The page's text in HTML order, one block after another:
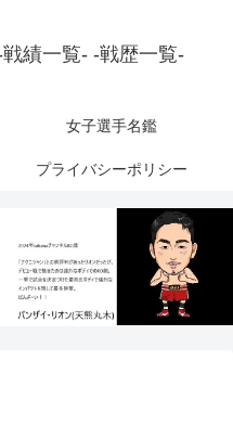
績一覧- -戦歴一覧-
女子選手名鑑
プライバシーポリシー